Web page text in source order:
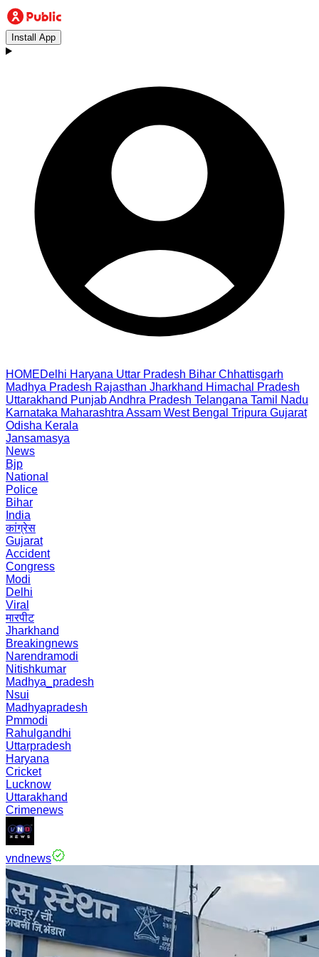
Install App
HOMEDelhi Haryana Uttar Pradesh Bihar Chhattisgarh
Madhya Pradesh Rajasthan Jharkhand Himachal Pradesh
Uttarakhand PunjabAndhra Pradesh Telangana Tamil Nadu
Karnataka Maharashtra Assam West Bengal Tripura Gujarat
Odisha Kerala
Jansamasya
News
Bjp
National
Police
Bihar
India
कांग्रेस
Gujarat
Accident
Congress
Modi
Delhi
Viral
मारपीट
Jharkhand
Breakingnews
Narendramodi
Nitishkumar
Madhya_pradesh
Nsui
Madhyapradesh
Pmmodi
Rahulgandhi
Uttarpradesh
Haryana
Cricket
Lucknow
Uttarakhand
Crimenews
vndnews